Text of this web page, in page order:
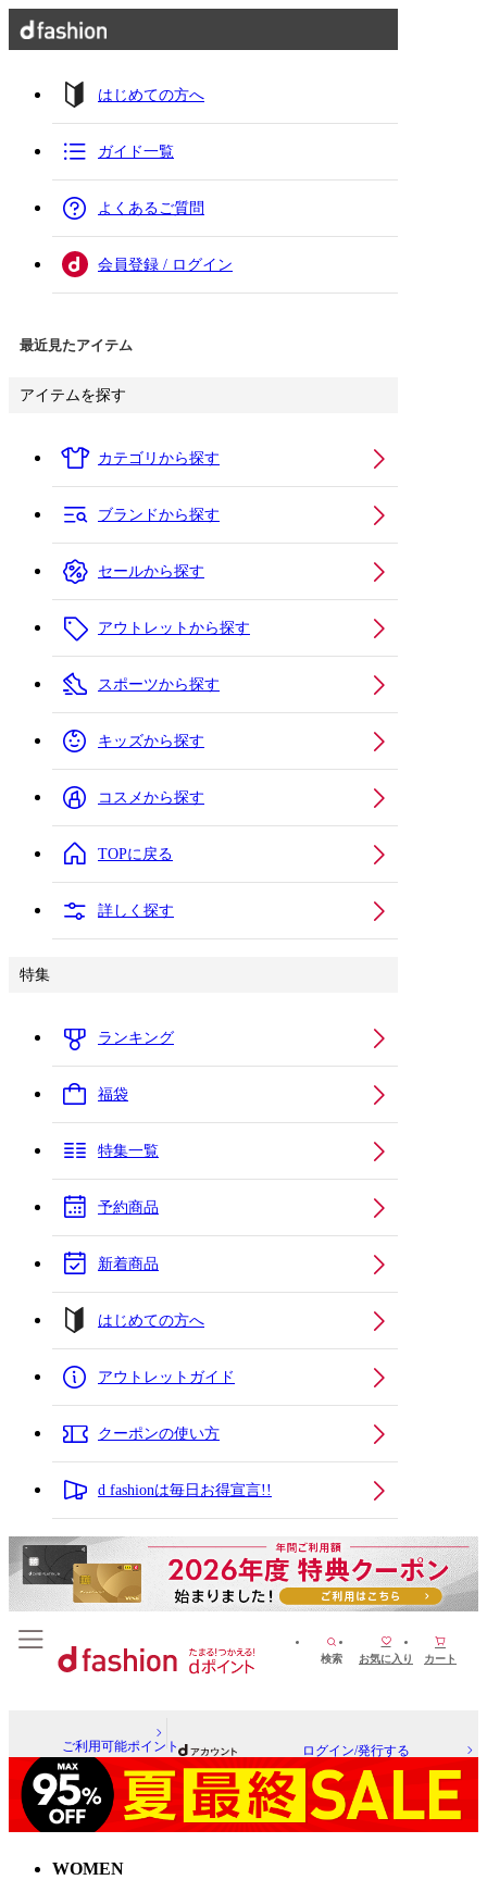
はじめての方へ
ガイド一覧
よくあるご質問
会員登録 / ログイン
最近見たアイテム
アイテムを探す
カテゴリから探す
ブランドから探す
セールから探す
アウトレットから探す
スポーツから探す
キッズから探す
コスメから探す
TOPに戻る
詳しく探す
特集
ランキング
福袋
特集一覧
予約商品
新着商品
はじめての方へ
アウトレットガイド
クーポンの使い方
d fashionは毎日お得宣言!!
検索 お気に入り カート
ご利用可能ポイント ログイン/発行する
WOMEN